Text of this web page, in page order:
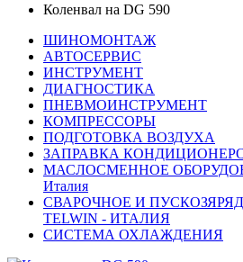
Коленвал на DG 590
ШИНОМОНТАЖ
АВТОСЕРВИС
ИНСТРУМЕНТ
ДИАГНОСТИКА
ПНЕВМОИНСТРУМЕНТ
КОМПРЕССОРЫ
ПОДГОТОВКА ВОЗДУХА
ЗАПРАВКА
МАСЛОСМЕННОЕ
Италия
СВАРОЧНОЕ И
TELWIN - ИТАЛИЯ
СИСТЕМА ОХЛАЖДЕНИЯ